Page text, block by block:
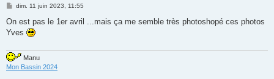
M
s
a
dim. 11 juin 2023, 11:55
On est pas le 1er avril ...mais ça me semble très photoshopé ces photos
Yves
Manu
Mon Bassin 2024